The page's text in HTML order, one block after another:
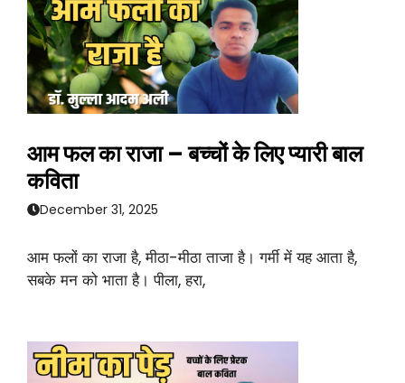
आम फल का राजा – बच्चों के लिए प्यारी बाल
कविता
December 31, 2025
आम फलों का राजा है, मीठा-मीठा ताजा है। गर्मी में यह आता है,
सबके मन को भाता है। पीला, हरा,